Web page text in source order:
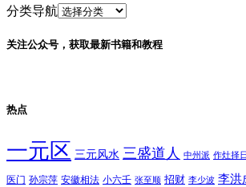
分类导航
关注公众号，获取最新书籍和教程
热点
一元区 三元风水 三盛道人 中州派 作灶择日
医门 孙宗萍 安徽相法 小六壬 张至顺 招财 李少波 李洪